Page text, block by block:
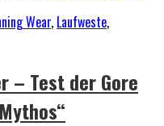
Wear, Laufweste,
– Test der Gore